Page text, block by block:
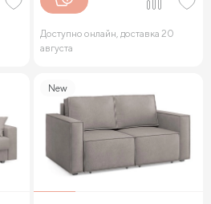
Доступно онлайн, доставка 20
августа
New